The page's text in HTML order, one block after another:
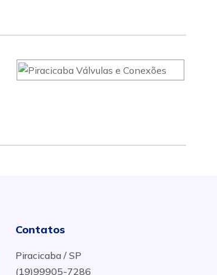
Em Teflon em Uberlândia, MG
Contatos
Piracicaba / SP
(19)99905-7286